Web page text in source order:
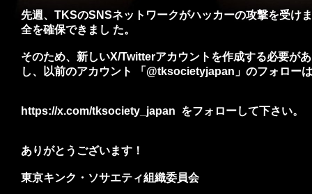
先週、TKSのSNSネットワークがハッカーの攻撃を受け
全を確保できまし た。
そのため、新しいX/Twitterアカウントを作成する必要が
し、以前のアカウント 「@tksocietyjapan」のフォロー
https://x.com/tksociety_japan をフォローして下さい。
ありがとうございます！
東京キンク・ソサエティ組織委員会